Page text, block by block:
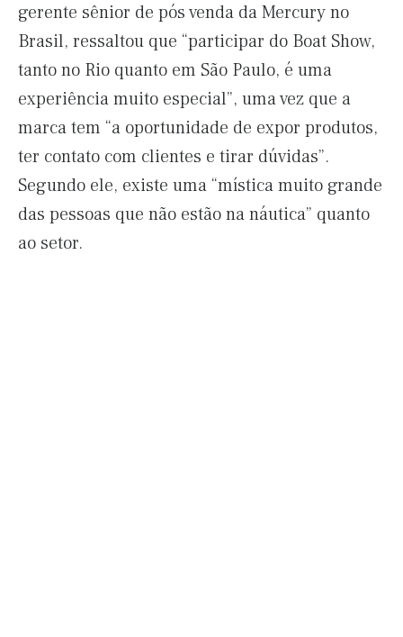
gerente sênior de pós venda da Mercury no
Brasil, ressaltou que “participar do Boat Show,
tanto no Rio quanto em São Paulo, é uma
experiência muito especial”, uma vez que a
marca tem “a oportunidade de expor produtos,
ter contato com clientes e tirar dúvidas”.
Segundo ele, existe uma “mística muito grande
das pessoas que não estão na náutica” quanto
ao setor.